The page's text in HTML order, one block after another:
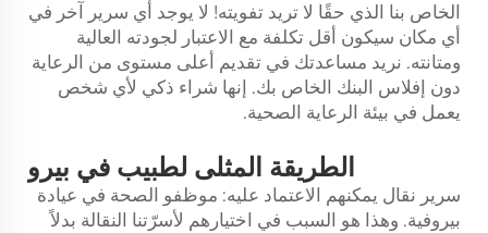
الخاص بنا الذي حقًا لا تريد تفويته! لا يوجد أي سرير آخر في
أي مكان سيكون أقل تكلفة مع الاعتبار لجودته العالية
ومتانته. نريد مساعدتك في تقديم أعلى مستوى من الرعاية
دون إفلاس البنك الخاص بك. إنها شراء ذكي لأي شخص
يعمل في بيئة الرعاية الصحية.
الطريقة المثلى لطبيب في بيرو
سرير نقال يمكنهم الاعتماد عليه: موظفو الصحة في عيادة
بيروفية. وهذا هو السبب في اختيارهم لأسرّتنا النقالة بدلاً